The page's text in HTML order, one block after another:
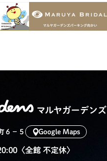
マルヤガーデンズ
６−５ Google Maps
〈全館 不定休〉